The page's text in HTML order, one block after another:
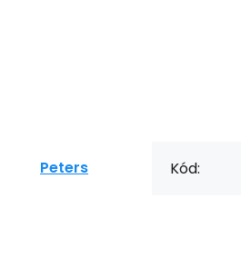
Peters Kód: